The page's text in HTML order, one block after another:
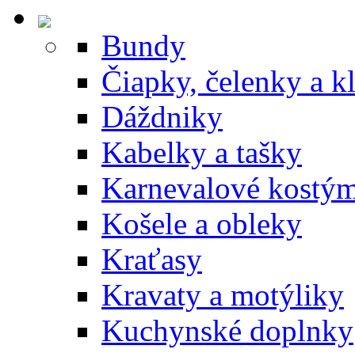
Bundy
Čiapky, čelenky a
Dáždniky
Kabelky a tašky
Karnevalové
Košele a obleky
Kraťasy
Kravaty a motýliky
Kuchynské doplnky